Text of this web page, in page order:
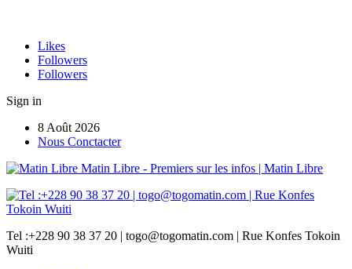
Likes
Followers
Followers
Sign in
8 Août 2026
Nous Conctacter
Matin Libre - Premiers sur les infos | Matin Libre
Tel :+228 90 38 37 20 | togo@togomatin.com | Rue Konfes Tokoin
Wuiti